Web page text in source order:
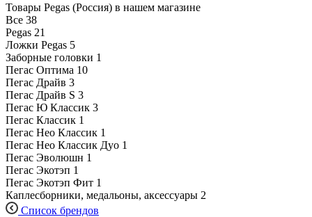
Товары Pegas (Россия) в нашем магазине
Все 38
Pegas 21
Ложки Pegas 5
Заборные головки 1
Пегас Оптима 10
Пегас Драйв 3
Пегас Драйв S 3
Пегас Ю Классик 3
Пегас Классик 1
Пегас Нео Классик 1
Пегас Нео Классик Дуо 1
Пегас Эволюшн 1
Пегас Экотэп 1
Пегас Экотэп Фит 1
Каплесборники, медальоны, аксессуары 2
Список брендов